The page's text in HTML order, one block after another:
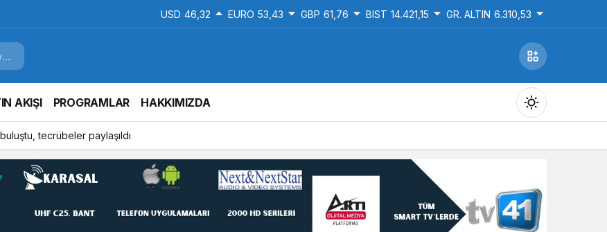
USD 46,32 EURO 53,43 GBP 61,76 BIST 14.421,15 GR. ALTIN 6.310,53
AKIŞI PROGRAMLAR HAKKIMIZDA
Gündüz Modu
Gündüz modunu seçin.
tecrübeler paylaşıldı